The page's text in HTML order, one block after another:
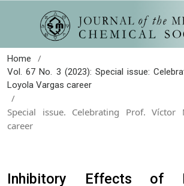
Home /
Vol. 67 No. 3 (2023): Special issue:
Loyola Vargas career
/
Special issue. Celebrating Prof. Víctor
career
Inhibitory Effects of